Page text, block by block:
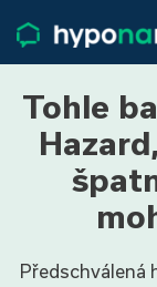
Životní
Pojištění
Články
O nás
800 688 388
Tohle
Předschválená